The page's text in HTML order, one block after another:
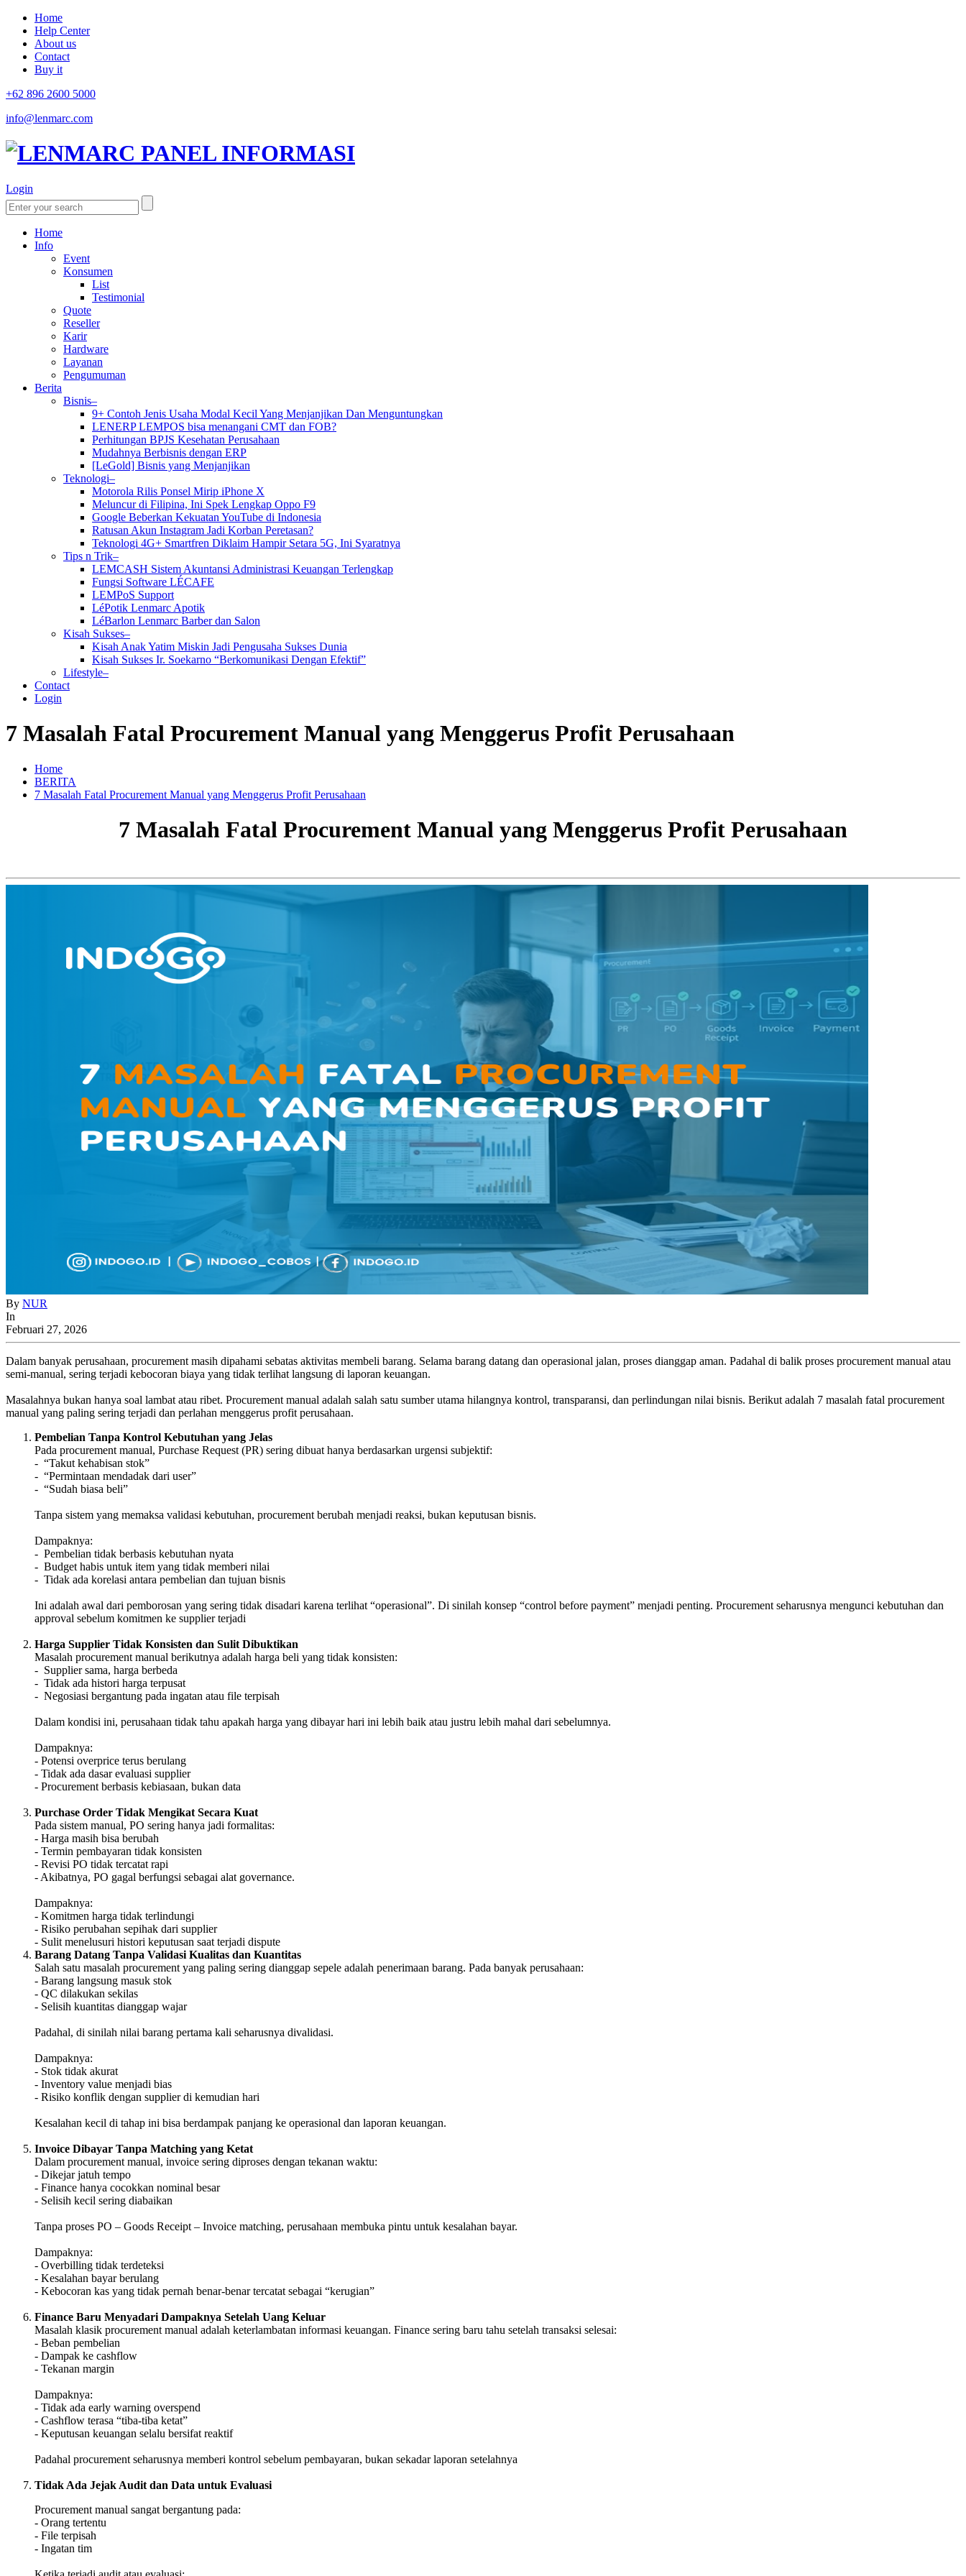
Home
Help Center
About us
Contact
Buy it
+62 896 2600 5000
info@lenmarc.com
Login
Home
Info
Event
Konsumen
List
Testimonial
Quote
Reseller
Karir
Hardware
Layanan
Pengumuman
Berita
Bisnis–
9+ Contoh Jenis Usaha Modal Kecil Yang Menjanjikan Dan Menguntungkan
LENERP LEMPOS bisa menangani CMT dan FOB?
Perhitungan BPJS Kesehatan Perusahaan
Mudahnya Berbisnis dengan ERP
[LeGold] Bisnis yang Menjanjikan
Teknologi–
Motorola Rilis Ponsel Mirip iPhone X
Meluncur di Filipina, Ini Spek Lengkap Oppo F9
Google Beberkan Kekuatan YouTube di Indonesia
Ratusan Akun Instagram Jadi Korban Peretasan?
Teknologi 4G+ Smartfren Diklaim Hampir Setara 5G, Ini Syaratnya
Tips n Trik–
LEMCASH Sistem Akuntansi Administrasi Keuangan Terlengkap
Fungsi Software LÉCAFE
LEMPoS Support
LéPotik Lenmarc Apotik
LéBarlon Lenmarc Barber dan Salon
Kisah Sukses–
Kisah Anak Yatim Miskin Jadi Pengusaha Sukses Dunia
Kisah Sukses Ir. Soekarno “Berkomunikasi Dengan Efektif”
Lifestyle–
Contact
Login
7 Masalah Fatal Procurement Manual yang Menggerus Profit Perusahaan
Home
BERITA
7 Masalah Fatal Procurement Manual yang Menggerus Profit Perusahaan
7 Masalah Fatal Procurement Manual yang Menggerus Profit Perusahaan
By NUR
In
Februari 27, 2026
Dalam banyak perusahaan, procurement masih dipahami sebatas aktivitas membeli barang. Selama barang datang dan operasional jalan, proses dianggap aman. Padahal di balik proses procurement manual atau
semi-manual, sering terjadi kebocoran biaya yang tidak terlihat langsung di laporan keuangan.
Masalahnya bukan hanya soal lambat atau ribet. Procurement manual adalah salah satu sumber utama hilangnya kontrol, transparansi, dan perlindungan nilai bisnis. Berikut adalah 7 masalah fatal procurement
manual yang paling sering terjadi dan perlahan menggerus profit perusahaan.
Pembelian Tanpa Kontrol Kebutuhan yang Jelas
Pada procurement manual, Purchase Request (PR) sering dibuat hanya berdasarkan urgensi subjektif:
- “Takut kehabisan stok”
- “Permintaan mendadak dari user”
- “Sudah biasa beli”
Tanpa sistem yang memaksa validasi kebutuhan, procurement berubah menjadi reaksi, bukan keputusan bisnis.
Dampaknya:
- Pembelian tidak berbasis kebutuhan nyata
- Budget habis untuk item yang tidak memberi nilai
- Tidak ada korelasi antara pembelian dan tujuan bisnis
Ini adalah awal dari pemborosan yang sering tidak disadari karena terlihat “operasional”. Di sinilah konsep “control before payment” menjadi penting. Procurement seharusnya mengunci kebutuhan dan
approval sebelum komitmen ke supplier terjadi
Harga Supplier Tidak Konsisten dan Sulit Dibuktikan
Masalah procurement manual berikutnya adalah harga beli yang tidak konsisten:
- Supplier sama, harga berbeda
- Tidak ada histori harga terpusat
- Negosiasi bergantung pada ingatan atau file terpisah
Dalam kondisi ini, perusahaan tidak tahu apakah harga yang dibayar hari ini lebih baik atau justru lebih mahal dari sebelumnya.
Dampaknya:
- Potensi overprice terus berulang
- Tidak ada dasar evaluasi supplier
- Procurement berbasis kebiasaan, bukan data
Purchase Order Tidak Mengikat Secara Kuat
Pada sistem manual, PO sering hanya jadi formalitas:
- Harga masih bisa berubah
- Termin pembayaran tidak konsisten
- Revisi PO tidak tercatat rapi
- Akibatnya, PO gagal berfungsi sebagai alat governance.
Dampaknya:
- Komitmen harga tidak terlindungi
- Risiko perubahan sepihak dari supplier
- Sulit menelusuri histori keputusan saat terjadi dispute
Barang Datang Tanpa Validasi Kualitas dan Kuantitas
Salah satu masalah procurement yang paling sering dianggap sepele adalah penerimaan barang. Pada banyak perusahaan:
- Barang langsung masuk stok
- QC dilakukan sekilas
- Selisih kuantitas dianggap wajar
Padahal, di sinilah nilai barang pertama kali seharusnya divalidasi.
Dampaknya:
- Stok tidak akurat
- Inventory value menjadi bias
- Risiko konflik dengan supplier di kemudian hari
Kesalahan kecil di tahap ini bisa berdampak panjang ke operasional dan laporan keuangan.
Invoice Dibayar Tanpa Matching yang Ketat
Dalam procurement manual, invoice sering diproses dengan tekanan waktu:
- Dikejar jatuh tempo
- Finance hanya cocokkan nominal besar
- Selisih kecil sering diabaikan
Tanpa proses PO – Goods Receipt – Invoice matching, perusahaan membuka pintu untuk kesalahan bayar.
Dampaknya:
- Overbilling tidak terdeteksi
- Kesalahan bayar berulang
- Kebocoran kas yang tidak pernah benar-benar tercatat sebagai “kerugian”
Finance Baru Menyadari Dampaknya Setelah Uang Keluar
Masalah klasik procurement manual adalah keterlambatan informasi keuangan. Finance sering baru tahu setelah transaksi selesai:
- Beban pembelian
- Dampak ke cashflow
- Tekanan margin
Dampaknya:
- Tidak ada early warning overspend
- Cashflow terasa “tiba-tiba ketat”
- Keputusan keuangan selalu bersifat reaktif
Padahal procurement seharusnya memberi kontrol sebelum pembayaran, bukan sekadar laporan setelahnya
Tidak Ada Jejak Audit dan Data untuk Evaluasi
Procurement manual sangat bergantung pada:
- Orang tertentu
- File terpisah
- Ingatan tim